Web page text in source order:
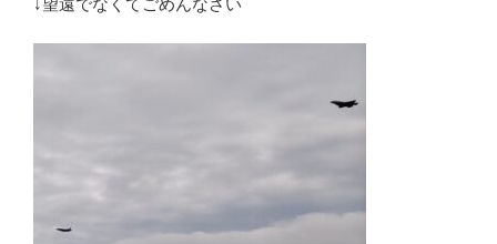
↓望遠でなくてごめんなさい